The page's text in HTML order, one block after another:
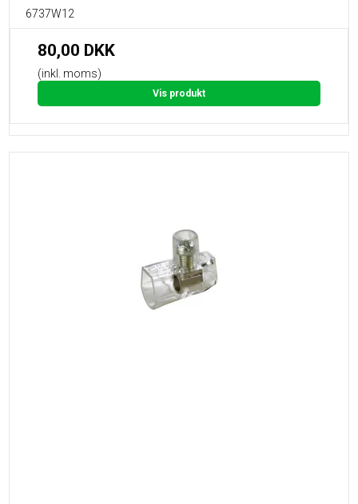
6737W12
80,00 DKK
(inkl. moms)
Vis produkt